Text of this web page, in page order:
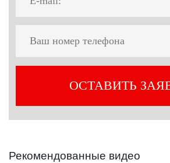
Рекомендованные видео